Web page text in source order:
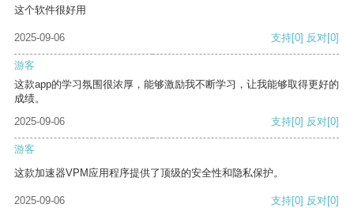
这个软件很好用
2025-09-06 支持[0] 反对[0]
游客
这款app的学习氛围很浓厚，能够激励我不断学习，让我能够取得更好的
成绩。
2025-09-06
支持[0] 反对[0]
游客
这款加速器VPM应用程序提供了顶级的安全性和隐私保护。
2025-09-06 支持[0] 反对[0]